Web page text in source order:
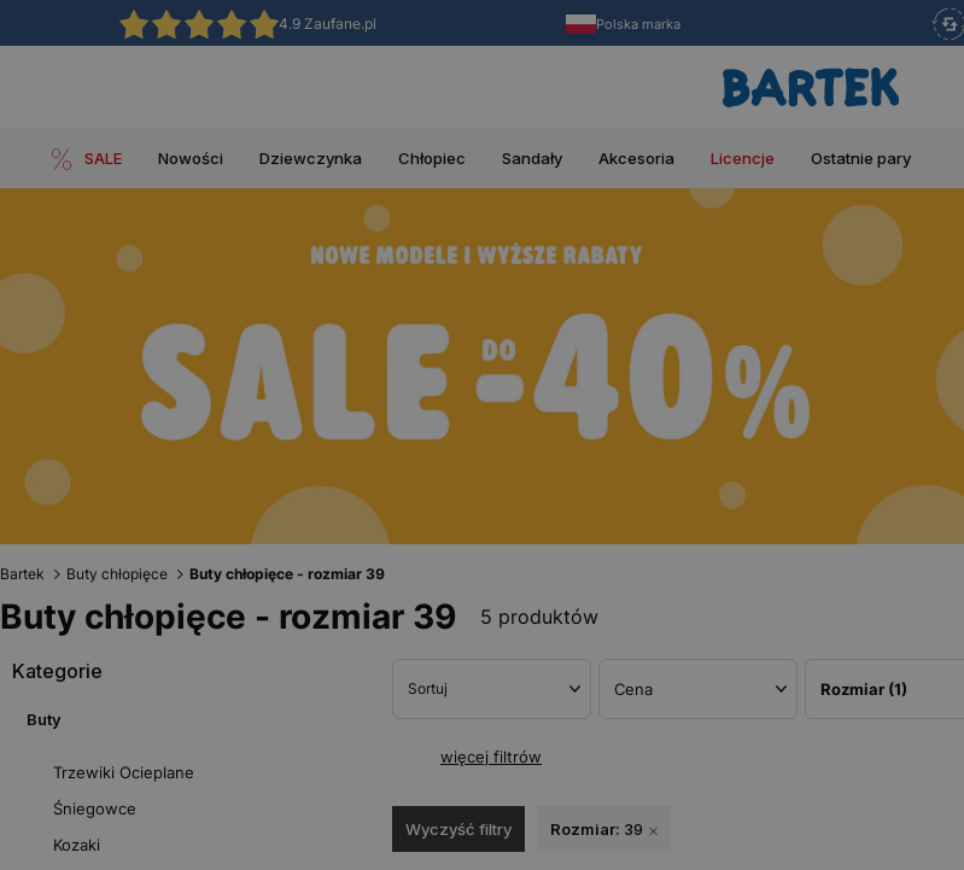
4.9 Zaufane.pl Polska marka
SALE Nowości Dziewczynka Chłopiec Sandały Akcesoria Licencje Ostatnie pary
Bartek Buty chłopięce Buty chłopięce - rozmiar 39
Buty chłopięce - rozmiar 39 5 produktów
Kategorie
Buty
Trzewiki Ocieplane
Śniegowce
Kozaki
Sortuj Cena Rozmiar (1)
więcej filtrów
Wyczyść filtry Rozmiar: 39